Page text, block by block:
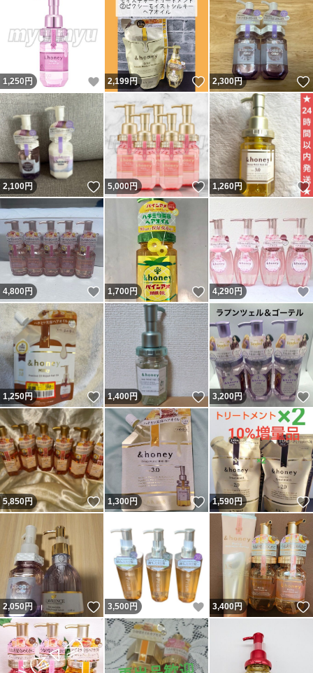
1,250 円 いいね！
2,199円 いいね！
2,300円
2,100円 いいね！
5,000円 いいね！
1,260円
4,800円 いいね！
1,700円 いいね！
4,290 円
1,250円 いいね！
1,400円 いいね！
3,200円
5,850円 いいね！
1,300円 いいね！
1,590円
2,050円 いいね！
3,500 円 いいね！
3,400円